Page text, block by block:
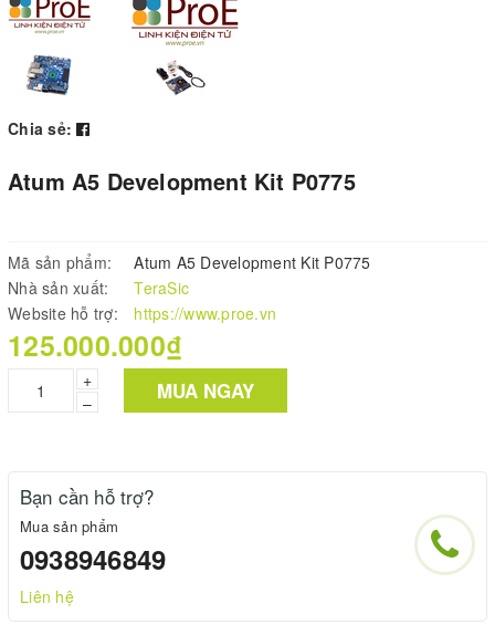
Chia sẻ:
Atum A5 Development Kit P0775
Mã sản phẩm:
Atum A5 Development Kit P0775
Nhà sản xuất:
TeraSic
Website hỗ trợ:
https://www.proe.vn
125.000.000₫
+
–
MUA NGAY
Bạn cần hỗ trợ?
Mua sản phẩm
0938946849
Liên hệ